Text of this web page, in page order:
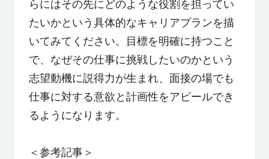
らにはその先にどのような役割を担ってい
たいかという具体的なキャリアプランを描
いてみてください。目標を明確に持つこと
で、なぜその仕事に挑戦したいのかという
志望動機に説得力が生まれ、面接の場でも
仕事に対する意欲と計画性をアピールでき
るようになります。
＜参考記事＞